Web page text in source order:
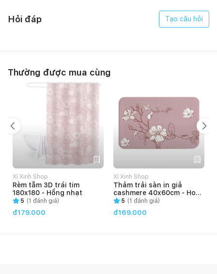
Hỏi đáp Tạo câu hỏi
Thường được mua cùng
Xí Xinh Shop
Rèm tắm 3D trái tim
180x180 - Hồng nhạt
5 (1 đánh giá)
đ179.000
Xí Xinh Shop
Thảm trải sàn in giả
cashmere 40x60cm - Hoa
đào
5 (1 đánh giá)
đ169.000